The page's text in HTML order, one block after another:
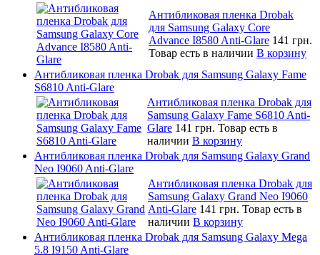
Антибликовая пленка Drobak
для Samsung Galaxy Core
Advance I8580 Anti-Glare 141 грн.
Товар есть в наличии В корзину
Антибликовая пленка Drobak для Samsung Galaxy Fame
S6810 Anti-Glare
Антибликовая пленка Drobak для
Samsung Galaxy Fame S6810 Anti-
Glare 141 грн. Товар есть в
наличии В корзину
Антибликовая пленка Drobak для Samsung Galaxy Grand
Neo I9060 Anti-Glare
Антибликовая пленка Drobak для
Samsung Galaxy Grand Neo I9060
Anti-Glare 141 грн. Товар есть в
наличии В корзину
Антибликовая пленка Drobak для Samsung Galaxy Mega
5.8 I9150 Anti-Glare